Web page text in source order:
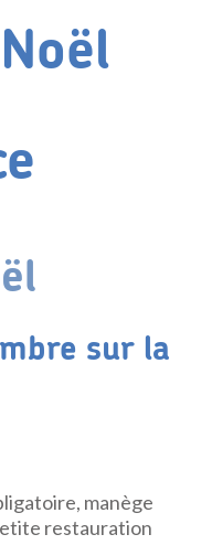
sur la
manège
restauration